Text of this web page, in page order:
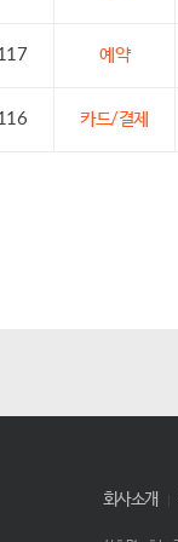
예약
카드/결제
회사소개